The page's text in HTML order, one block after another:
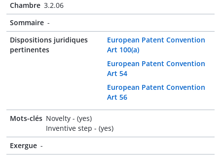
Chambre 3.2.06
Sommaire -
Dispositions juridiques
pertinentes
European Patent Convention
Art 100(a)
European Patent Convention
Art 54
European Patent Convention
Art 56
Mots-clés Novelty - (yes)
Inventive step - (yes)
Exergue -